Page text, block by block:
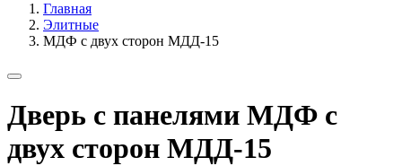
Главная
Элитные
МДФ с двух сторон МДД-15
Дверь с панелями МДФ с
двух сторон МДД-15